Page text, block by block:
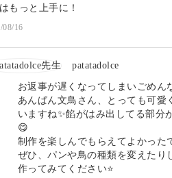
もっと上手に！
08/16
patatadolce
お返事が遅くなってしまいごめん
あんぱん文鳥さん、とっても可愛
いますね✨餡がはみ出してる部分
😋
制作を楽しんでもらえてよかった
ぜひ、パンや鳥の種類を変えたり
作ってみてください⭐️